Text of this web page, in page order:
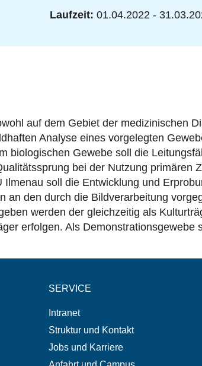
Laufzeit: 01.04.2022 -
auf dem Gebiet der medizinischen
Analyse eines vorgelegten
Gewebe soll die
bei der Nutzung primären
soll die Entwicklung und
den durch die Bildverarbeitung
werden der gleichzeitig als
erfolgen. Als Demonstrationsgewebe
SERVICE
Intranet
Struktur und Kontakt
Jobs und Karriere